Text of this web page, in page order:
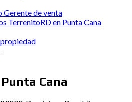
Gerente de venta
TerrenitoRD en Punta Cana
Cana